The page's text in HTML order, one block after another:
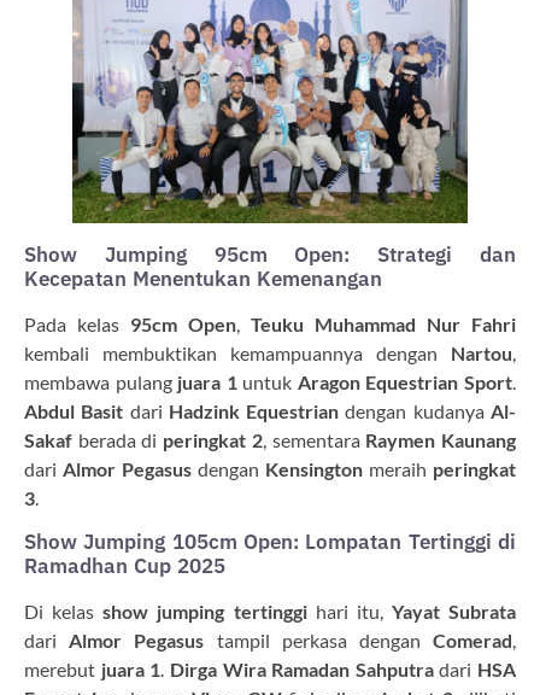
Show Jumping 95cm Open: Strategi dan
Kecepatan Menentukan Kemenangan
Pada kelas 95cm Open
Teuku Muhammad Nur Fahri
kembali membuktikan kemampuannya dengan Nartou
membawa pulang juara 1 untuk Aragon Equestrian Sport
Abdul Basit dari Hadzink Equestrian dengan kudanya Al-
Sakaf berada di peringkat 2, sementara Raymen Kaunang
dari Almor Pegasus dengan Kensington meraih peringkat
3
Show Jumping 105cm Open: Lompatan Tertinggi di
Ramadhan Cup 2025
Di kelasshow jumping tertinggihari itu, Yayat Subrata
dariAlmor Pegasus tampil perkasa denganComerad,
merebut juara 1. Dirga Wira Ramadan Sahputradari HSA